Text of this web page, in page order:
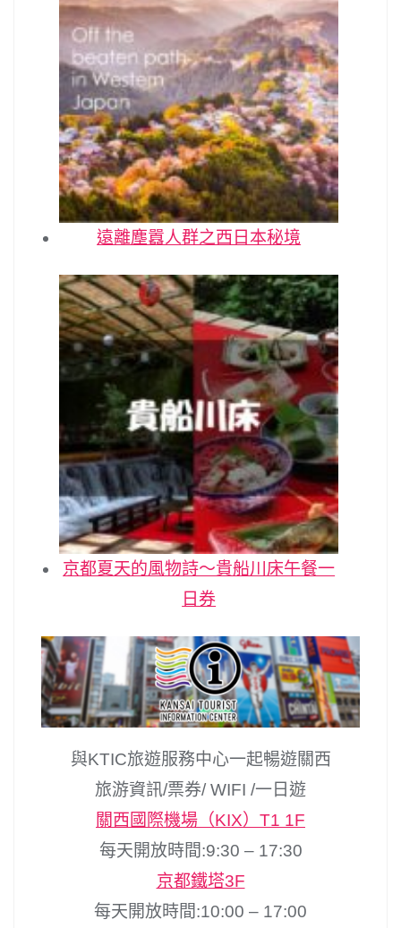
遠離塵囂人群之西日本秘境
京都夏天的風物詩～貴船川床午餐一
日券
與KTIC旅遊服務中心一起暢遊關西
旅游資訊/票券/ WIFI /一日遊
關西國際機場（KIX）T1 1F
每天開放時間:9:30 – 17:30
京都鐵塔3F
每天開放時間:10:00 – 17:00